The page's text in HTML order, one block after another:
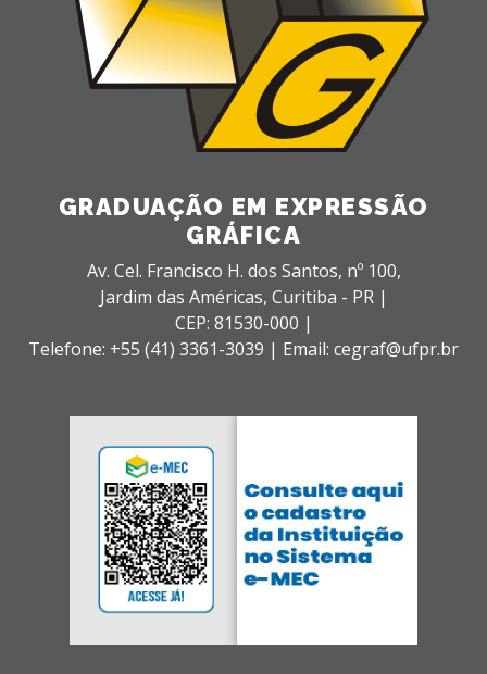
GRADUAÇÃO EM EXPRESSÃO
GRÁFICA
Av. Cel. Francisco H. dos Santos, nº 100,
Jardim das Américas, Curitiba - PR |
CEP: 81530-000 |
Telefone: +55 (41) 3361-3039 | Email: cegraf@ufpr.br